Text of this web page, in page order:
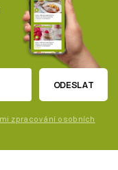
ODESLAT
zpracování osobních